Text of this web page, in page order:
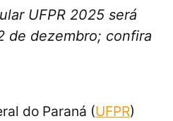
UFPR 2025 será
de dezembro; confira
do Paraná (UFPR)